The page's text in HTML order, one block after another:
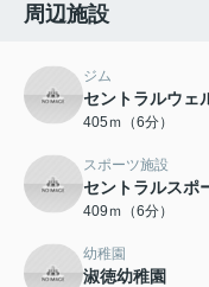
周辺施設
ジム
セントラルウ
405ｍ（6分）
スポーツ施設
セントラルス
409ｍ（6分）
幼稚園
淑徳幼稚園